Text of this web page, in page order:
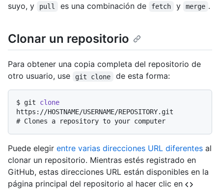
suyo, y
pull es una combinación de fetch y merge .
Clonar un repositorio
Para obtener una copia completa del repositorio de
otro usuario, use
git clone de esta forma:
$ git clone
https://HOSTNAME/USERNAME/REPOSITORY.git
# Clones a repository to your computer
Puede elegir entre varias direcciones URL diferentes al
clonar un repositorio. Mientras estés registrado en
GitHub, estas direcciones URL están disponibles en la
página principal del repositorio al hacer clic en